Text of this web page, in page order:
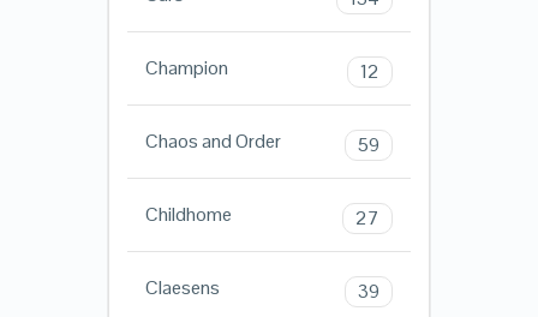
Champion 12
Chaos and Order 59
Childhome 27
Claesens 39